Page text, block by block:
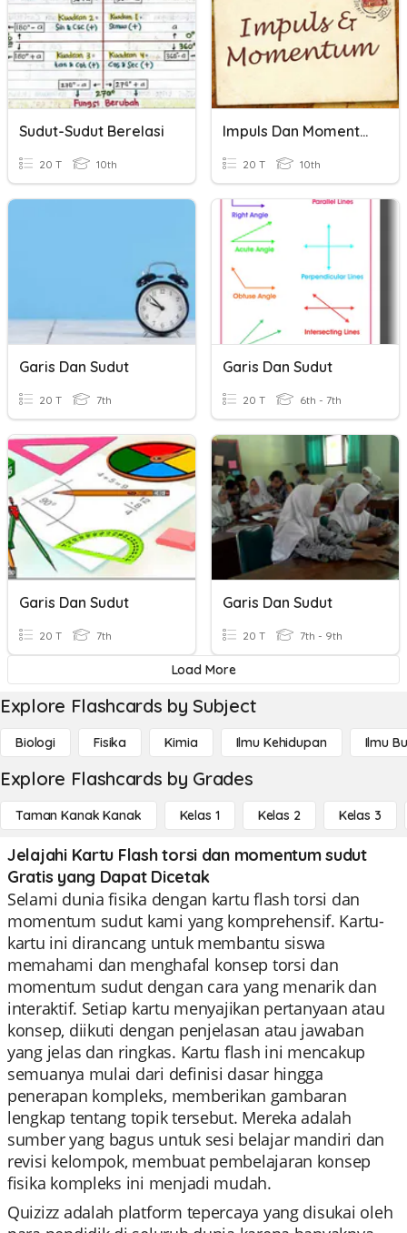
Sudut-Sudut Berelasi
20 T 10th
Impuls Dan Momentum
20 T 10th
Garis Dan Sudut
20 T 7th
Garis Dan Sudut
20 T 6th - 7th
Garis Dan Sudut
20 T 7th
Garis Dan Sudut
20 T 7th - 9th
Load More
Explore Flashcards by Subject
Biologi Fisika Kimia Ilmu Kehidupan Ilmu
Explore Flashcards by Grades
Taman Kanak Kanak Kelas 1 Kelas 2 Kelas 3
Jelajahi Kartu Flash torsi dan momentum sudut
Gratis yang Dapat Dicetak
Selami dunia fisika dengan kartu flash torsi dan
momentum sudut kami yang komprehensif. Kartu-
kartu ini dirancang untuk membantu siswa
memahami dan menghafal konsep torsi dan
momentum sudut dengan cara yang menarik dan
interaktif. Setiap kartu menyajikan pertanyaan atau
konsep, diikuti dengan penjelasan atau jawaban
yang jelas dan ringkas. Kartu flash ini mencakup
semuanya mulai dari definisi dasar hingga
penerapan kompleks, memberikan gambaran
lengkap tentang topik tersebut. Mereka adalah
sumber yang bagus untuk sesi belajar mandiri dan
revisi kelompok, membuat pembelajaran konsep
fisika kompleks ini menjadi mudah.
Quizizz adalah platform tepercaya yang disukai oleh